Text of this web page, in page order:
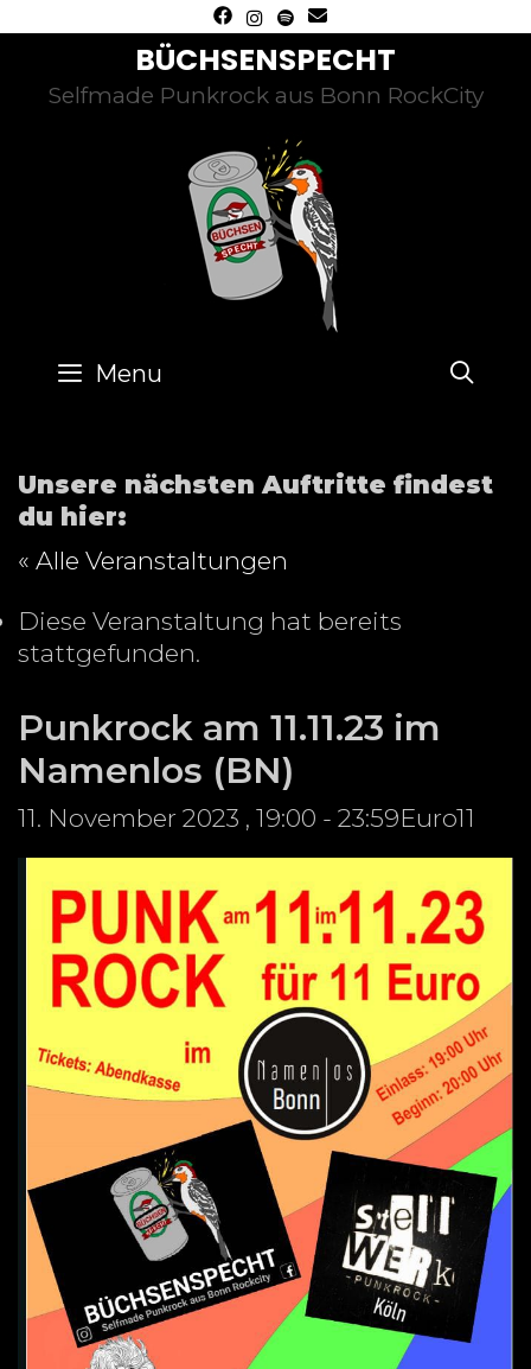
content
BÜCHSENSPECHT
Selfmade Punkrock aus Bonn RockCity
Menu
Unsere nächsten Auftritte findest
du hier:
« Alle Veranstaltungen
Diese Veranstaltung hat bereits
stattgefunden.
Punkrock am 11.11.23 im
Namenlos (BN)
11. November 2023 , 19:00 - 23:59Euro11